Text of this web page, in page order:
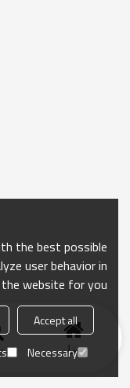
منزل
the best possible
user behavior in
website for you.
Accept all
Necessary